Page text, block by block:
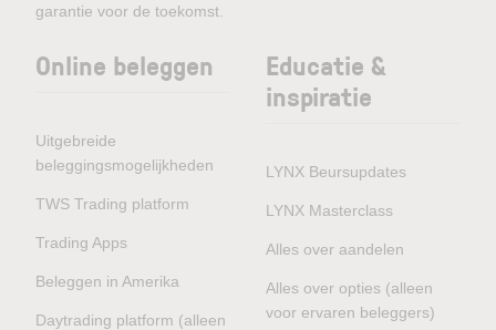
garantie voor de toekomst.
Online beleggen
Uitgebreide
beleggingsmogelijkheden
TWS Trading platform
Trading Apps
Beleggen in Amerika
Daytrading platform (alleen
Educatie &
inspiratie
LYNX Beursupdates
LYNX Masterclass
Alles over aandelen
Alles over opties (alleen
voor ervaren beleggers)